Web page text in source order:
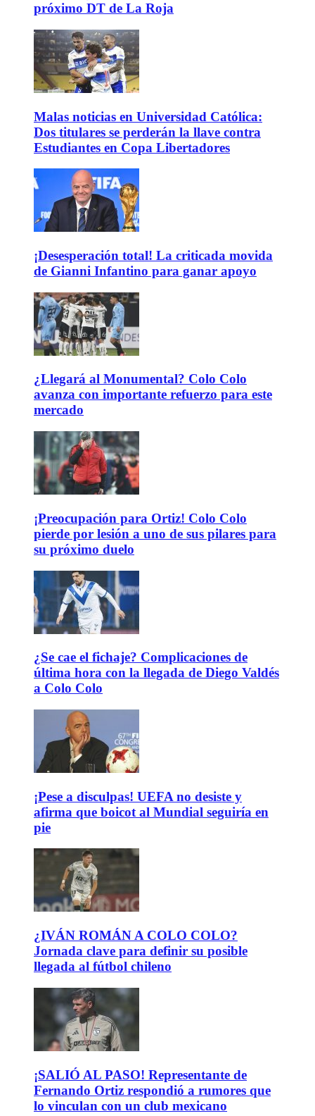
próximo DT de La Roja
Malas noticias en Universidad Católica:
Dos titulares se perderán la llave contra
Estudiantes en Copa Libertadores
¡Desesperación total! La criticada movida
de Gianni Infantino para ganar apoyo
¿Llegará al Monumental? Colo Colo
avanza con importante refuerzo para este
mercado
¡Preocupación para Ortiz! Colo Colo
pierde por lesión a uno de sus pilares para
su próximo duelo
¿Se cae el fichaje? Complicaciones de
última hora con la llegada de Diego Valdés
a Colo Colo
¡Pese a disculpas! UEFA no desiste y
afirma que boicot al Mundial seguiría en
pie
¿IVÁN ROMÁN A COLO COLO?
Jornada clave para definir su posible
llegada al fútbol chileno
¡SALIÓ AL PASO! Representante de
Fernando Ortiz respondió a rumores que
lo vinculan con un club mexicano